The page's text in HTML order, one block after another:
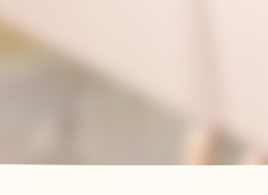
福岡県糟屋郡